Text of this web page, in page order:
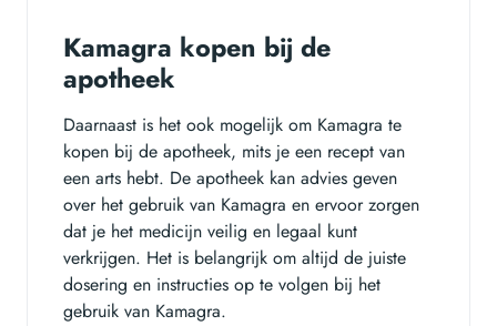
Kamagra kopen bij de
apotheek
Daarnaast is het ook mogelijk om Kamagra te
kopen bij de apotheek, mits je een recept van
een arts hebt. De apotheek kan advies geven
over het gebruik van Kamagra en ervoor zorgen
dat je het medicijn veilig en legaal kunt
verkrijgen. Het is belangrijk om altijd de juiste
dosering en instructies op te volgen bij het
gebruik van Kamagra.